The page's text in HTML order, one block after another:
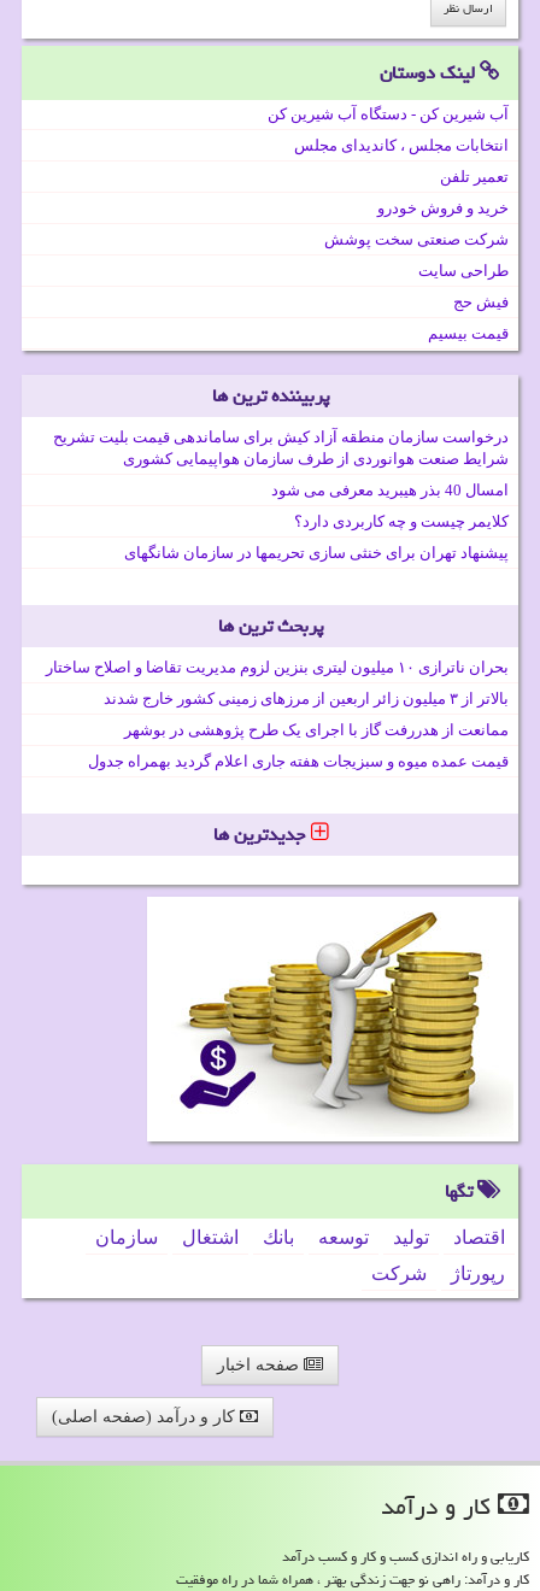
لینک دوستان
آب شیرین کن - دستگاه آب شیرین کن
انتخابات مجلس ، کاندیدای مجلس
تعمیر تلفن
خرید و فروش خودرو
شرکت صنعتی سخت پوشش
طراحی سایت
فیش حج
قیمت بیسیم
پربیننده ترین ها
درخواست سازمان منطقه آزاد کیش برای ساماندهی قیمت بلیت تشریح
شرایط صنعت هوانوردی از طرف سازمان هواپیمایی کشوری
امسال 40 بذر هیبرید معرفی می شود
کلایمر چیست و چه کاربردی دارد؟
پیشنهاد تهران برای خنثی سازی تحریمها در سازمان شانگهای
پربحث ترین ها
بحران ناترازی ۱۰ میلیون لیتری بنزین لزوم مدیریت تقاضا و اصلاح ساختار
بالاتر از ۳ میلیون زائر اربعین از مرزهای زمینی کشور خارج شدند
ممانعت از هدررفت گاز با اجرای یک طرح پژوهشی در بوشهر
قیمت عمده میوه و سبزیجات هفته جاری اعلام گردید بهمراه جدول
جدیدترین ها
تگها
اقتصاد تولید توسعه بانك اشتغال
سازمان
رپورتاژ
شركت
صفحه اخبار
کار و درآمد (صفحه اصلی)
كار و درآمد
کاریابی و راه اندازی کسب و کار و کسب درآمد
کار و درآمد: راهی نو جهت زندگی بهتر ، همراه شما در راه موفقیت